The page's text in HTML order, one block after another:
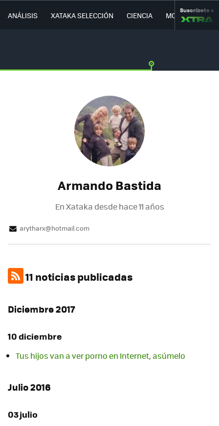
ANÁLISIS XATAKA SELECCIÓN CIENCIA MOVILIDAD
Suscríbete a
Armando Bastida
En Xataka desdehace 11 años
arytharx@hotmail.com
11 noticias publicadas
Diciembre 2017
10 diciembre
Tus hijos van a ver porno en Internet, asúmelo
Julio 2016
03 julio